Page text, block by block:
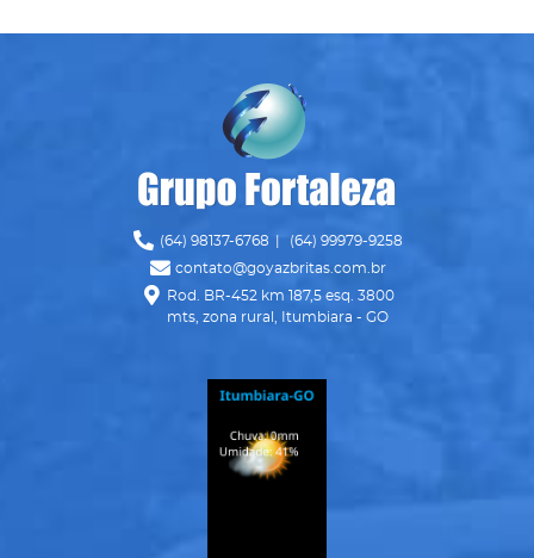
Ícone Telefone
(64) 98137-6768 (64) 99979-9258
Ícone Envelope
contato@goyazbritas.com.br
Ícone Mapa
Rod. BR-452 km 187,5 esq. 3800
mts, zona rural, Itumbiara - GO